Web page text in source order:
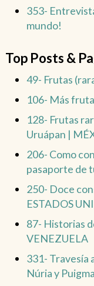
353-
mundo!
Top Posts &
49- Frutas
106- Más
128- Frutas
Uruápan |
206- Como
pasaporte de
250- Doce
ESTADOS
87- Historias
VENEZUELA
331- Travesía
Núria y